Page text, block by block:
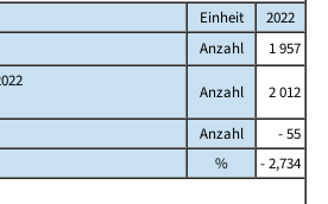
Einheit
2022
Anzahl
1 957
Anzahl 2 012
Anzahl
- 55
%
- 2,734